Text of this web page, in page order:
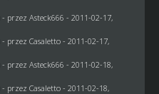
- przez Asteck666 - 2011-02-17,
- przez Casaletto- 2011-02-17,
- przez Asteck666 - 2011-02-18,
- przez Casaletto- 2011-02-18,